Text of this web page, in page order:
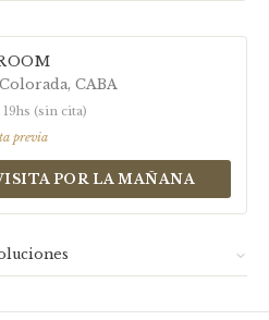
CABA
(sin cita)
previa
POR LA MAÑANA